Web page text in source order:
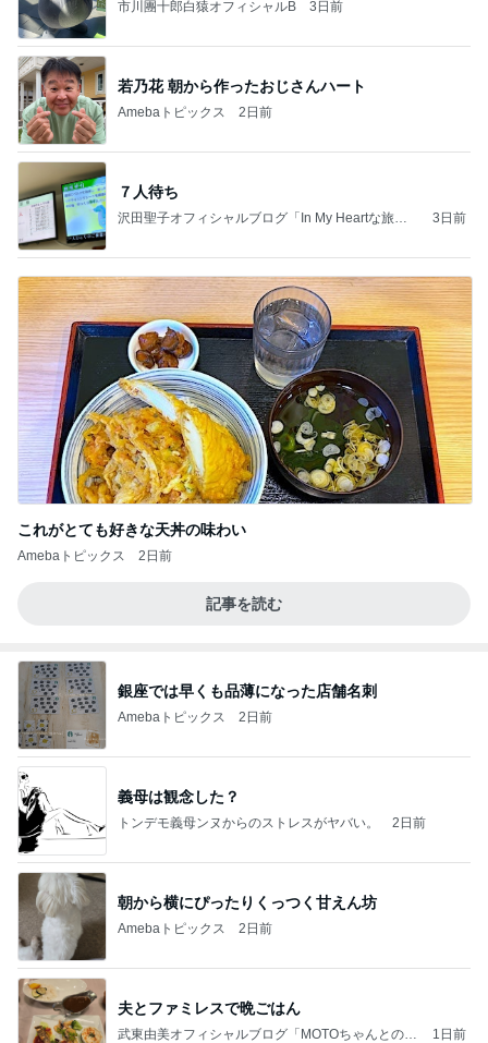
市川團十郎白猿オフィシャルB 3日前
若乃花 朝から作ったおじさんハート
Amebaトピックス 2日前
７人待ち
沢田聖子オフィシャルブログ「In My Heartな旅日
3日前
これがとても好きな天丼の味わい
Amebaトピックス 2日前
記事を読む
銀座では早くも品薄になった店舗名刺
Amebaトピックス 2日前
義母は観念した？
トンデモ義母ンヌからのストレスがヤバい。 2日前
朝から横にぴったりくっつく甘えん坊
Amebaトピックス 2日前
夫とファミレスで晩ごはん
武東由美オフィシャルブログ「MOTOちゃんとのは 1日前